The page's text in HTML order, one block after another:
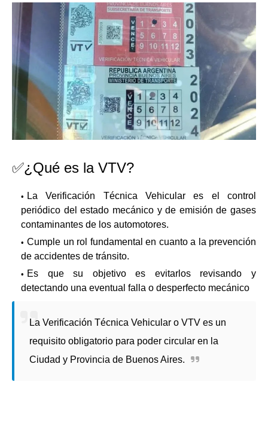
✅¿Qué es la VTV?
La Verificación Técnica Vehicular es el control
periódico del estado mecánico y de emisión de gases
contaminantes de los automotores.
Cumple un rol fundamental en cuanto a la prevención
de accidentes de tránsito.
Es que su objetivo es evitarlos revisando y
detectando una eventual falla o desperfecto mecánico
La Verificación Técnica Vehicular o VTV es un
requisito obligatorio para poder circular en la
Ciudad y Provincia de Buenos Aires.